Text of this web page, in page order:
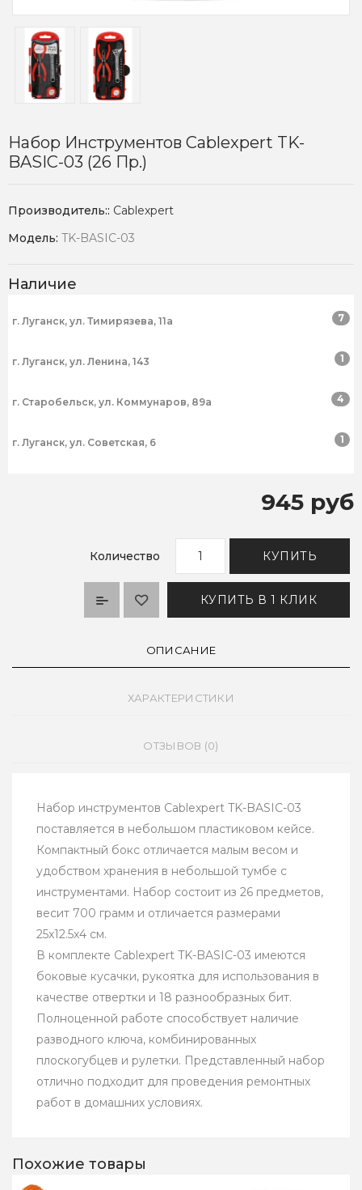
Набор Инструментов Cablexpert TK-
BASIC-03 (26 Пр.)
Производитель:: Cablexpert
Модель: TK-BASIC-03
Наличие
г. Луганск, ул. Тимирязева, 11а 7
г. Луганск, ул. Ленина, 143 1
г. Старобельск, ул. Коммунаров, 89а 4
г. Луганск, ул. Советская, 6 1
945 руб
Количество КУПИТЬ
КУПИТЬ В 1 КЛИК
ОПИСАНИЕ
ХАРАКТЕРИСТИКИ
ОТЗЫВОВ (0)
Набор инструментов Cablexpert TK-BASIC-03
поставляется в небольшом пластиковом кейсе.
Компактный бокс отличается малым весом и
удобством хранения в небольшой тумбе с
инструментами. Набор состоит из 26 предметов,
весит 700 грамм и отличается размерами
25x12.5x4 см.
В комплекте Cablexpert TK-BASIC-03 имеются
боковые кусачки, рукоятка для использования в
качестве отвертки и 18 разнообразных бит.
Полноценной работе способствует наличие
разводного ключа, комбинированных
плоскогубцев и рулетки. Представленный набор
отлично подходит для проведения ремонтных
работ в домашних условиях.
Похожие товары